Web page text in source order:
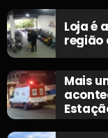
Loja é
região
Mais